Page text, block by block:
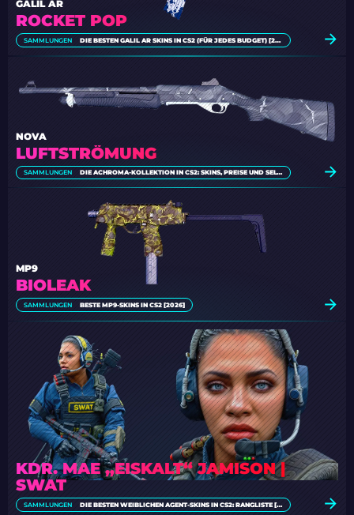
ROCKET POP
GALIL AR
SAMMLUNGEN DIE BESTEN GALIL AR SKINS IN CS2 (FÜR JEDES BUDGET) [2026]
LUFTSTRÖMUNG
NOVA
SAMMLUNGEN DIE ACHROMA-KOLLEKTION IN CS2: SKINS, PREISE UND SELTENHEITSSTUFEN
BIOLEAK
MP9
SAMMLUNGEN BESTE MP9-SKINS IN CS2 [2026]
KDR. MAE „EISKALT“ JAMISON |
SWAT
SAMMLUNGEN DIE BESTEN WEIBLICHEN AGENT-SKINS IN CS2: RANGLISTE [2026]